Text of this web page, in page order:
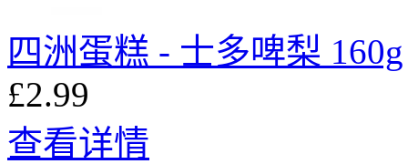
四洲蛋糕 - 士多啤梨 160g
£2.99
查看详情